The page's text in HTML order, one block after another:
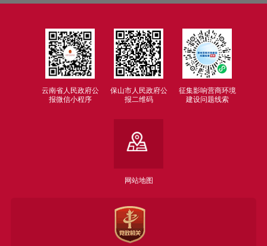
云南省人民政府公
报微信小程序
保山市人民政府公
报二维码
征集影响营商环境
建设问题线索
网站地图